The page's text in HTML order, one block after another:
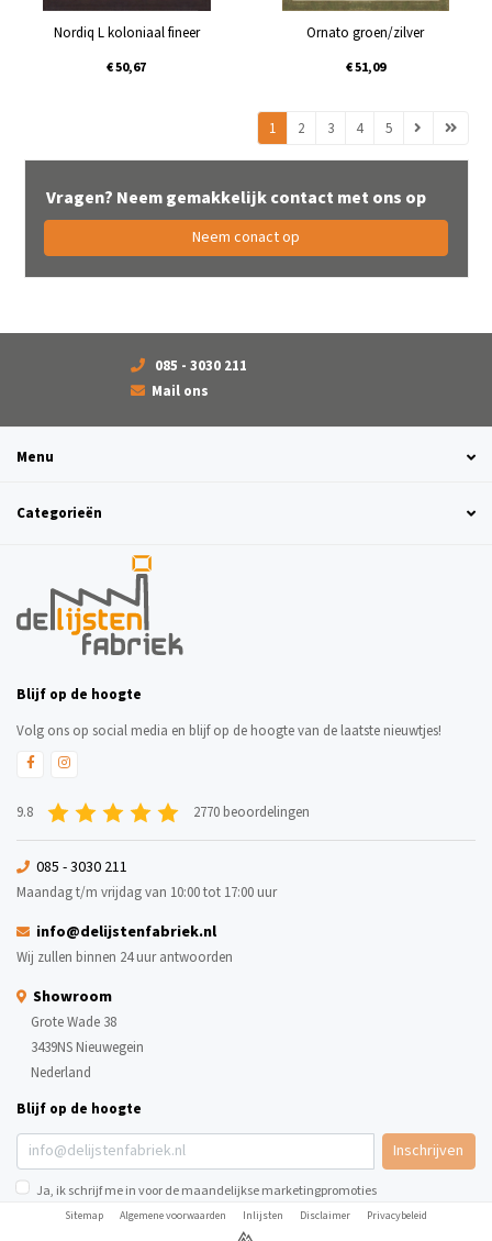
Nordiq L koloniaal fineer
€ 50,67
Ornato groen/zilver
€ 51,09
1 2 3 4 5
Vragen? Neem gemakkelijk contact met ons op
Neem conact op
085 - 3030 211
Mail ons
Menu
Categorieën
Blijf op de hoogte
Volg ons op social media en blijf op de hoogte van de laatste nieuwtjes!
9.8 2770 beoordelingen
085 - 3030 211
Maandag t/m vrijdag van 10:00 tot 17:00 uur
info@delijstenfabriek.nl
Wij zullen binnen 24 uur antwoorden
Showroom
Grote Wade 38
3439NS Nieuwegein
Nederland
Blijf op de hoogte
Inschrijven
Ja, ik schrijf me in voor de maandelijkse marketingpromoties
Sitemap Algemene voorwaarden Inlijsten Disclaimer Privacybeleid